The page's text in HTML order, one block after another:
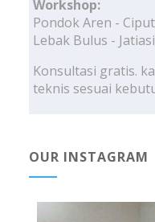
Workshop:
Pondok Aren -
Lebak Bulus -
Konsultasi gratis.
teknis sesuai
OUR INSTAGRAM